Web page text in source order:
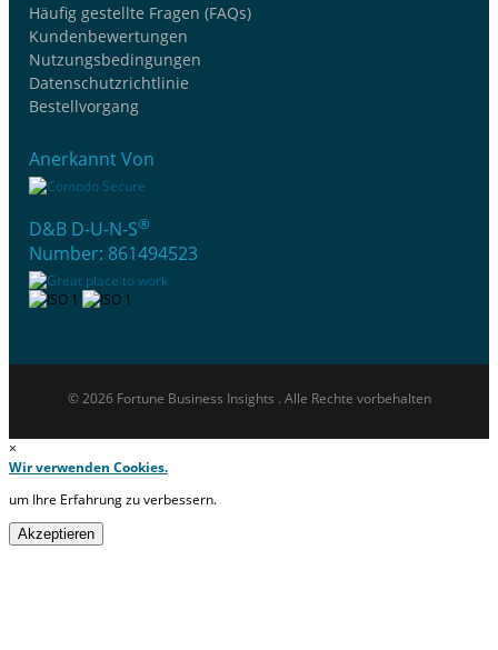
Häufig gestellte Fragen (FAQs)
Kundenbewertungen
Nutzungsbedingungen
Datenschutzrichtlinie
Bestellvorgang
Anerkannt Von
D&B D-U-N-S®
Number: 861494523
© 2026 Fortune Business Insights . Alle Rechte vorbehalten
×
Wir verwenden Cookies.
um Ihre Erfahrung zu verbessern.
Akzeptieren